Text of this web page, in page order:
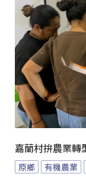
嘉蘭村拚農業轉
原鄉 有機農業